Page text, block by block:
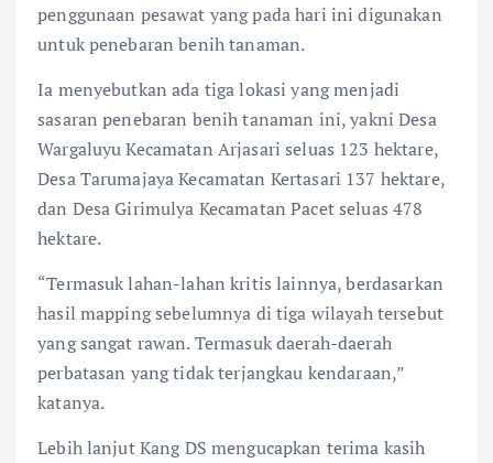
penggunaan pesawat yang pada hari ini digunakan
untuk penebaran benih tanaman.
Ia menyebutkan ada tiga lokasi yang menjadi
sasaran penebaran benih tanaman ini, yakni Desa
Wargaluyu Kecamatan Arjasari seluas 123 hektare,
Desa Tarumajaya Kecamatan Kertasari 137 hektare,
dan Desa Girimulya Kecamatan Pacet seluas 478
hektare.
“Termasuk lahan-lahan kritis lainnya, berdasarkan
hasil mapping sebelumnya di tiga wilayah tersebut
yang sangat rawan. Termasuk daerah-daerah
perbatasan yang tidak terjangkau kendaraan,”
katanya.
Lebih lanjut Kang DS mengucapkan terima kasih